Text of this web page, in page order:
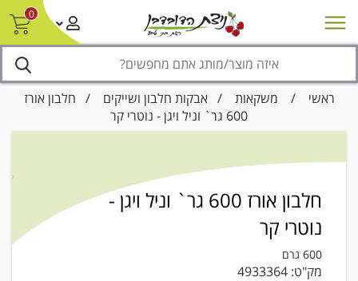
0
מבצעים סניפים צור קשר/ביטול הזמנה
ראשי / משקאות /אבקות חלבון ושייקים / חלבון אורז
600 גר` וניל ויגן - נוטרי קר
חלבון אורז 600 גר` וניל ויגן -
נוטרי קר
600 גרם
מק"ט: 4933364